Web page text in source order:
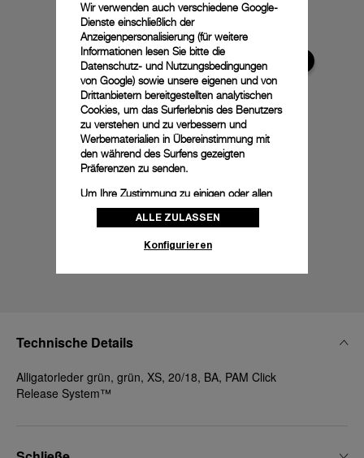
Technische Details
Alligatorleder grün, grün, XS, 20/18, BA, PAM Click
Release System™
Wir verwenden auch verschiedene Google-
Dienste einschließlich der
Anzeigenpersonalisierung (für weitere
Informationen lesen Sie bitte die
Datenschutz- und Nutzungsbedingungen
von Google) sowie unsere eigenen und von
Drittanbietern bereitgestellten analytischen
Cookies, um das Surferlebnis des Benutzers
zu verstehen und zu verbessern und
Werbematerialien in Übereinstimmung mit
den während des Surfens gezeigten
Präferenzen zu senden.
Um Ihre Zustimmung zu einigen oder allen
Cookies zu ändern oder zu widerrufen,
klicken Sie auf „Konfigurieren“, oder lesen
Klicken Sie auf „Alle zulassen“, um Ihr
akzeptieren“, um Ihr Einverständnis zu
verwendet werden dürfen.
ALLE ZULASSEN
Konfigurieren